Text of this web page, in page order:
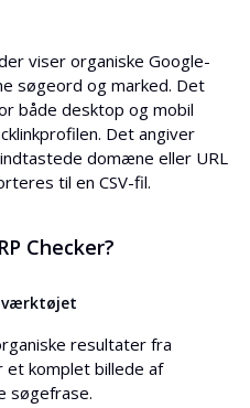
viser organiske Google-
søgeord og marked. Det
både desktop og mobil
Det angiver
domæne eller URL
til en CSV-fil.
Checker?
værktøjet
resultater fra
et komplet billede af
søgefrase.